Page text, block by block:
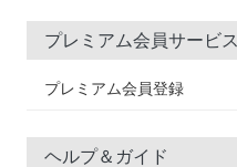
プレミアム会員サービス
プレミアム会員登録
ヘルプ＆ガイド